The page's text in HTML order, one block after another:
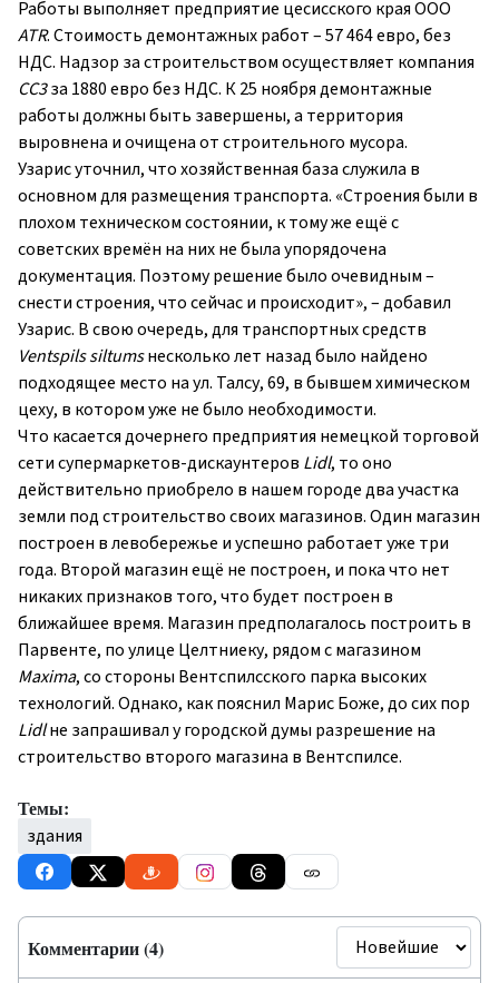
Работы выполняет предприятие цесисского края ООО
ATR. Стоимость демонтажных работ – 57 464 евро, без
НДС. Надзор за строительством осуществляет компания
СС3за 1880 евро без НДС. К 25 ноября демонтажные
работы должны быть завершены, а территория
выровнена и очищена от строительного мусора.
Узарис уточнил, что хозяйственная база служила в
основном для размещения транспорта. «Строения были в
плохом техническом состоянии, к тому же ещё с
советских времён на них не была упорядочена
документация. Поэтому решение было очевидным –
снести строения, что сейчас и происходит», – добавил
Узарис. В свою очередь, для транспортных средств
Ventspils siltumsнесколько лет назад было найдено
подходящее место на ул. Талсу, 69, в бывшем химическом
цеху, в котором уже не было необходимости.
Что касается дочернего предприятия немецкой торговой
сети супермаркетов-дискаунтеров Lidl, то оно
действительно приобрело в нашем городе два участка
земли под строительство своих магазинов. Один магазин
построен в левобережье и успешно работает уже три
года. Второй магазин ещё не построен, и пока что нет
никаких признаков того, что будет построен в
ближайшее время. Магазин предполагалось построить в
Парвенте, по улице Целтниеку, рядом с магазином
Maxima, со стороны Вентспилсского парка высоких
технологий. Однако, как пояснил Марис Боже, до сих пор
Lidlне запрашивал у городской думы разрешение на
строительство второго магазина в Вентспилсе.
Темы:
здания
Комментарии (4)